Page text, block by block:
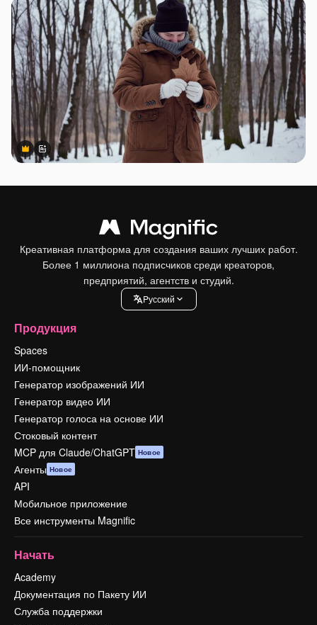
Premium
Premium
Сгенерировано с помощью ИИ
Креативная платформа для создания ваших лучших работ.
Более 1 миллиона подписчиков среди креаторов,
предприятий, агентств и студий.
Pусский
Продукция
Spaces
ИИ-помощник
Генератор изображений ИИ
Генератор видео ИИ
Генератор голоса на основе ИИ
Стоковый контент
MCP для Claude/ChatGPT Новое
Агенты Новое
API
Мобильное приложение
Все инструменты Magnific
Начать
Academy
Документация по Пакету ИИ
Служба поддержки